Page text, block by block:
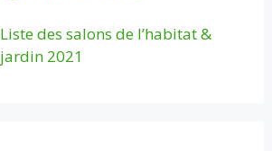
Liste des salons de l’habitat &
jardin 2021